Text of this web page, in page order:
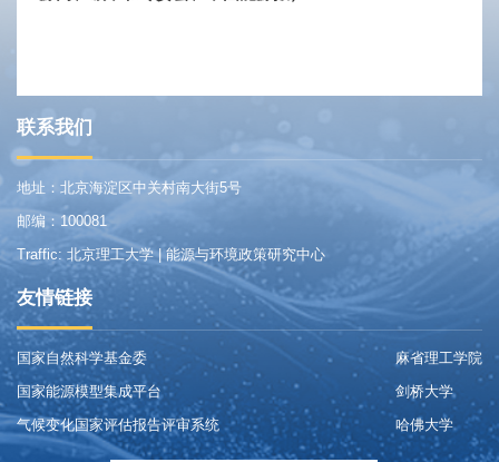
联系我们
地址：北京海淀区中关村南大街5号
邮编：100081
Traffic: 北京理工大学 | 能源与环境政策研究中心
友情链接
国家自然科学基金委
国家能源模型集成平台
气候变化国家评估报告评审系统
麻省理工学院
剑桥大学
哈佛大学